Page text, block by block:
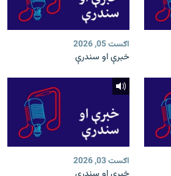
اګست 05, 2026
خبرې او سندرې
اګست 03, 2026